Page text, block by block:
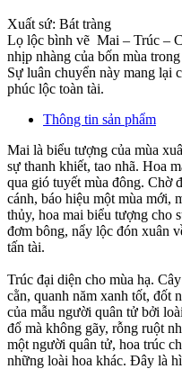
Xuất sứ: Bát tràng
Lọ lộc bình vẽ Mai – Trúc –
nhịp nhàng của bốn mùa
Sự luân chuyển này mang lại
phúc lộc toàn tài.
Thông tin sản phẩm
Mai là biểu tượng của mùa
sự thanh khiết, tao nhã. Hoa
qua gió tuyết mùa đông. Chờ
cánh, báo hiệu một mùa mới,
thủy, hoa mai biểu tượng cho
đơm bông, nẩy lộc đón xuân
tấn tài.
Trúc đại diện cho mùa hạ.
cằn, quanh năm xanh tốt, đốt
của mẫu người quân tử bởi
đổ mà không gãy, rỗng ruột
một người quân tử, hoa trúc
những loài hoa khác. Đây là